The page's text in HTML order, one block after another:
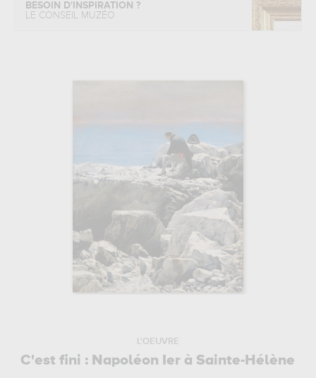
BESOIN D'INSPIRATION ?
LE CONSEIL MUZÉO
L'OEUVRE
C'est fini : Napoléon Ier à Sainte-Hélène